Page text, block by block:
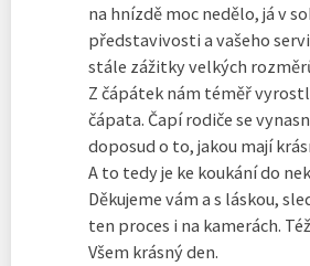
na hnízdě moc nedělo, já v
představivosti a vašeho
stále zážitky velkých
Z čápátek nám téměř
čápata. Čapí rodiče se
doposud o to, jakou mají
A to tedy je ke koukání do
Děkujeme vám a s láskou,
ten proces i na kamerách.
Všem krásný den.